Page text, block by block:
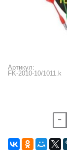
Артикул:
FK-2010-10/1011.k